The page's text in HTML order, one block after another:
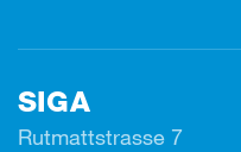
SIGA
Rutmattstrasse 7